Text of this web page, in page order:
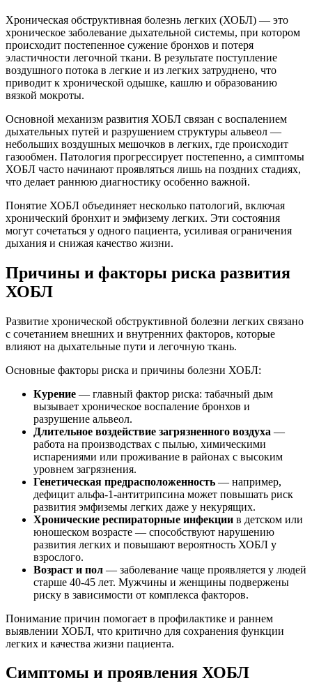
Хроническая обструктивная болезнь легких (ХОБЛ) — это
хроническое заболевание дыхательной системы, при котором
происходит постепенное сужение бронхов и потеря
эластичности легочной ткани. В результате поступление
воздушного потока в легкие и из легких затруднено, что
приводит к хронической одышке, кашлю и образованию
вязкой мокроты.
Основной механизм развития ХОБЛ связан с воспалением
дыхательных путей и разрушением структуры альвеол —
небольших воздушных мешочков в легких, где происходит
газообмен. Патология прогрессирует постепенно, а симптомы
ХОБЛ часто начинают проявляться лишь на поздних стадиях,
что делает раннюю диагностику особенно важной.
Понятие ХОБЛ объединяет несколько патологий, включая
хронический бронхит и эмфизему легких. Эти состояния
могут сочетаться у одного пациента, усиливая ограничения
дыхания и снижая качество жизни.
Причины и факторы риска развития
ХОБЛ
Развитие хронической обструктивной болезни легких связано
с сочетанием внешних и внутренних факторов, которые
влияют на дыхательные пути и легочную ткань.
Основные факторы риска и причины болезни ХОБЛ:
Курение — главный фактор риска: табачный дым
вызывает хроническое воспаление бронхов и
разрушение альвеол.
Длительное воздействие загрязненного воздуха —
работа на производствах с пылью, химическими
испарениями или проживание в районах с высоким
уровнем загрязнения.
Генетическая предрасположенность — например,
дефицит альфа-1-антитрипсина может повышать риск
развития эмфиземы легких даже у некурящих.
Хронические респираторные инфекции в детском или
юношеском возрасте — способствуют нарушению
развития легких и повышают вероятность ХОБЛ у
взрослого.
Возраст и пол — заболевание чаще проявляется у людей
старше 40-45 лет. Мужчины и женщины подвержены
риску в зависимости от комплекса факторов.
Понимание причин помогает в профилактике и раннем
выявлении ХОБЛ, что критично для сохранения функции
легких и качества жизни пациента.
Симптомы и проявления ХОБЛ